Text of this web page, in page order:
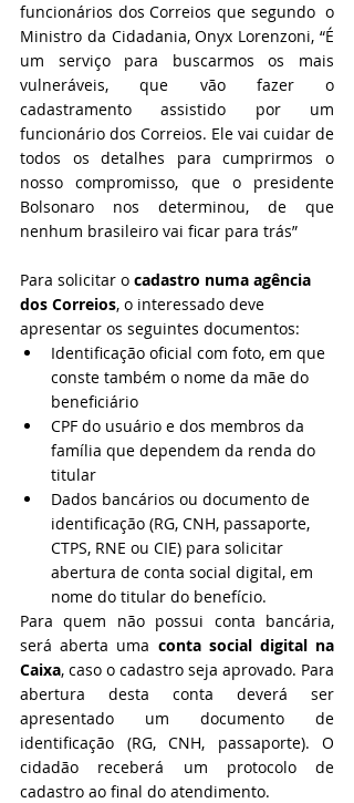
funcionários dos Correios que segundo  o
Ministro da Cidadania, Onyx Lorenzoni, “É
um serviço para buscarmos os mais
vulneráveis, que vão fazer o
cadastramento assistido por um
funcionário dos Correios. Ele vai cuidar de
todos os detalhes para cumprirmos o
nosso compromisso, que o presidente
Bolsonaro nos determinou, de que
nenhum brasileiro vai ficar para trás”
Para solicitar o cadastro numa agência
dos Correios, o interessado deve
apresentar os seguintes documentos:
Identificação oficial com foto, em que
conste também o nome da mãe do
beneficiário
CPF do usuário e dos membros da
família que dependem da renda do
titular
Dados bancários ou documento de
identificação (RG, CNH, passaporte,
CTPS, RNE ou CIE) para solicitar
abertura de conta social digital, em
nome do titular do benefício.
Para quem não possui conta bancária,
será aberta uma conta social digital na
Caixa, caso o cadastro seja aprovado. Para
abertura desta conta deverá ser
apresentado um documento de
identificação (RG, CNH, passaporte). O
cidadão receberá um protocolo de
cadastro ao final do atendimento.